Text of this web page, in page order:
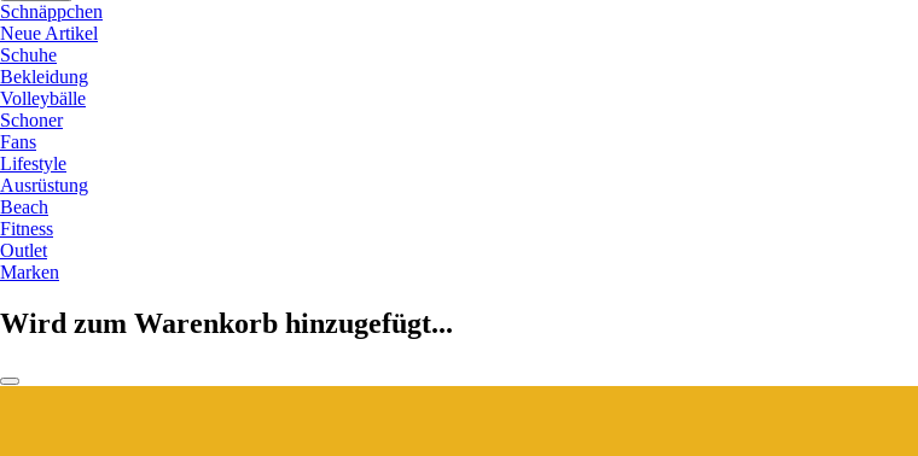
Schnäppchen
Neue Artikel
Schuhe
Bekleidung
Volleybälle
Schoner
Fans
Lifestyle
Ausrüstung
Beach
Fitness
Outlet
Marken
Wird zum Warenkorb hinzugefügt...